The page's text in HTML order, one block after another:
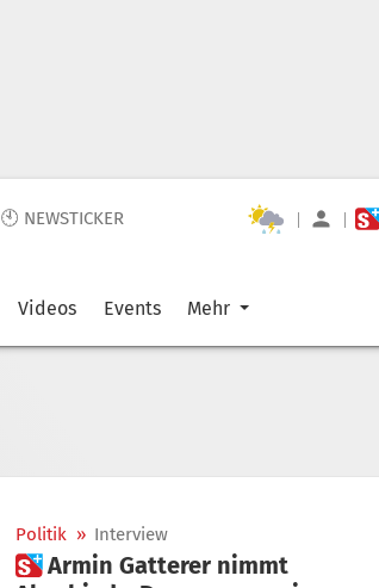
🕙 NEWSTICKER | |
Videos Events Mehr
Politik » Interview
 Armin Gatterer nimmt